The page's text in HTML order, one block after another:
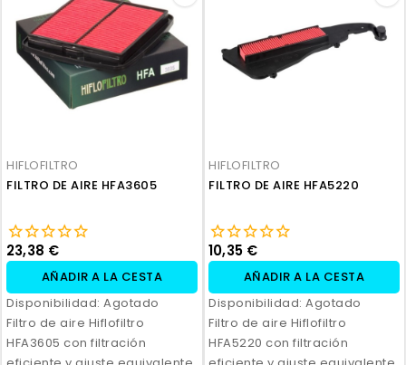
HIFLOFILTRO
FILTRO DE AIRE HFA3605
23,38 €
AÑADIR A LA CESTA
Disponibilidad: Agotado
Filtro de aire Hiflofiltro
HFA3605 con filtración
HIFLOFILTRO
FILTRO DE AIRE HFA5220
10,35 €
AÑADIR A LA CESTA
Disponibilidad: Agotado
Filtro de aire Hiflofiltro
HFA5220 con filtración